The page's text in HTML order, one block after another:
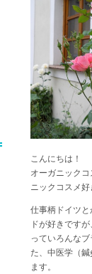
こんにちは！
オーガニック
ニックコスメ好
仕事柄ドイツ
ドが好きです
っていろんな
た、中医学（
ます。